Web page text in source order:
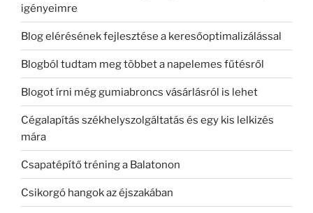
igényeimre
Blog elérésének fejlesztése a keresőoptimalizálással
Blogból tudtam meg többet a napelemes fűtésről
Blogot írni még gumiabroncs vásárlásról is lehet
Cégalapítás székhelyszolgáltatás és egy kis lelkizés
mára
Csapatépítő tréning a Balatonon
Csikorgó hangok az éjszakában